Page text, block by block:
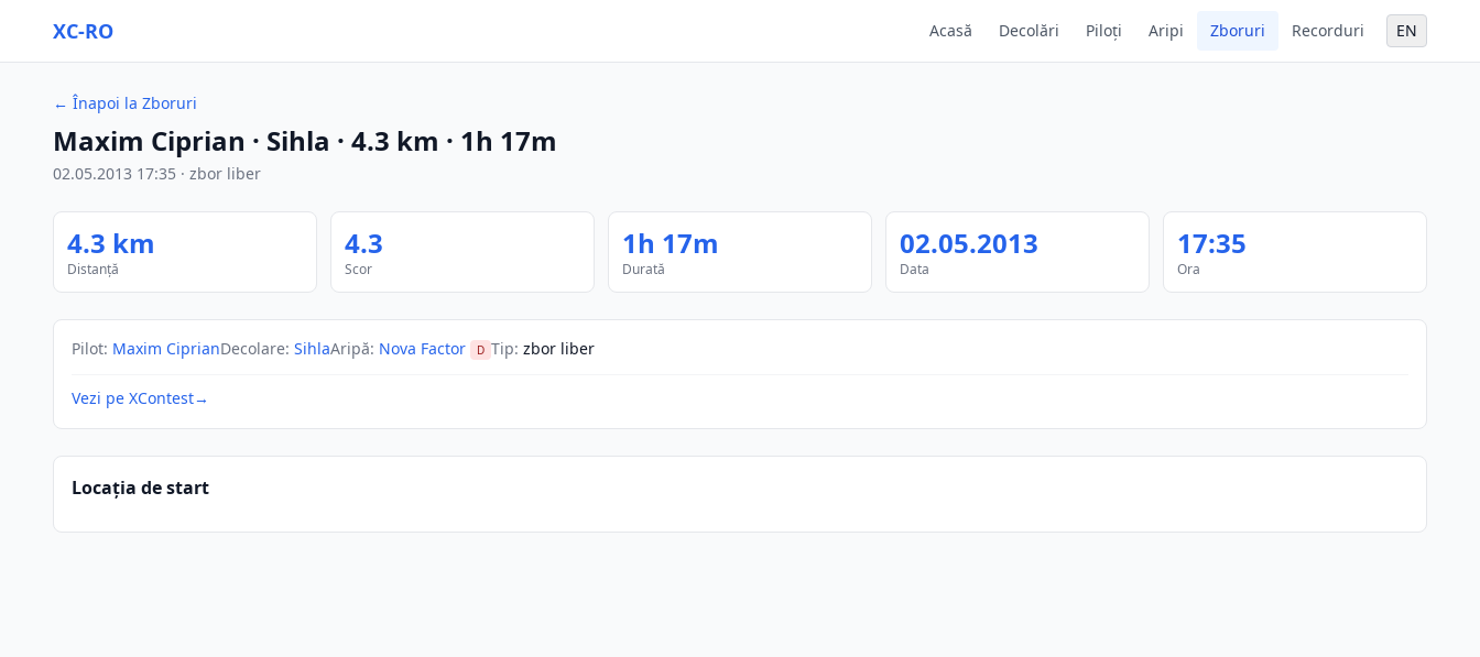
XC-RO Acasă Decolări Piloți Aripi Zboruri Recorduri EN
← Înapoi la Zboruri
Maxim Ciprian · Sihla · 4.3 km · 1h 17m
02.05.2013 17:35 · zbor liber
4.3 km
Distanță
4.3
Scor
1h 17m
Durată
02.05.2013
Data
17:35
Ora
Pilot: Maxim CiprianDecolare: SihlaAripă: Nova Factor D Tip: zbor liber
Vezi pe XContest→
Locația de start